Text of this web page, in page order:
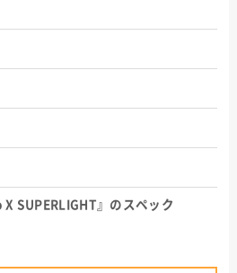
SUPERLIGHT』のスペック